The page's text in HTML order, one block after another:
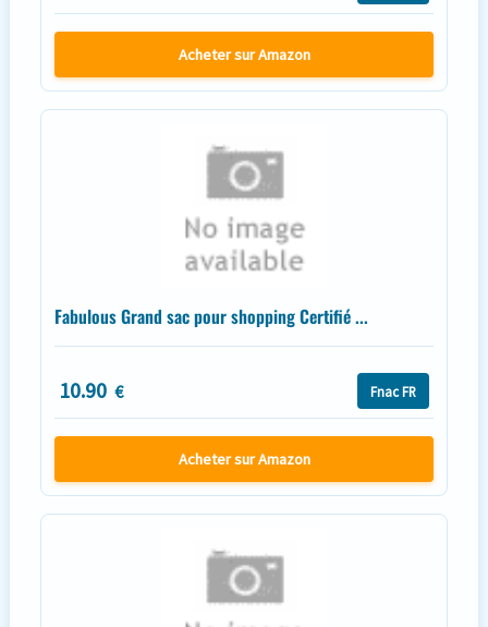
Acheter sur Amazon
Fabulous Grand sac pour shopping Certifié ...
10.90 € Fnac FR
Acheter sur Amazon